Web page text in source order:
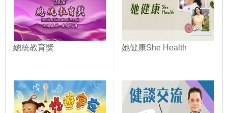
總統教育獎 她健康She Health